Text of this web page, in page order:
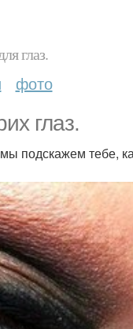
глаз.
фото
глаз.
подскажем тебе,